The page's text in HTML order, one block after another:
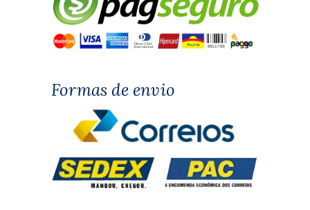
Formas de envio